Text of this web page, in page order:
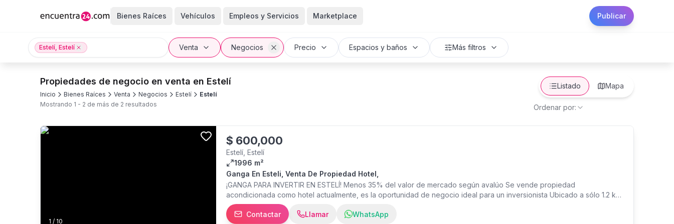
Bienes Raíces Vehículos Empleos y Servicios Marketplace Publicar
Estelí, Estelí Venta Negocios Precio Espacios y baños Más filtros
Propiedades de negocio en venta en Estelí
Inicio Bienes Raíces Venta Negocios Estelí
Estelí
Mostrando 1 - 2 de más de 2 resultados
Listado Mapa
Ordenar por:
1 / 10
$ 600,000
Estelí, Estelí
1996 m²
Ganga En Esteli, Venta De Propiedad Hotel,
¡GANGA PARA INVERTIR EN ESTELÍ! Menos 35% del valor de mercado según avalúo Se vende propiedad
acondicionada como hotel actualmente, es la oportunidad de negocio ideal para un inversionista Ubicado a sólo 1.2 km
del centro de la ciudad y a 300 mts. de la Carretera Panamericana Norte. Su tamaño y flexibilidad para adaptarse a una
visión de negocio, la propiedad es ideal para: hotel, centro médico, oficinas, centro de diversión, entre otros. Todo
Contactar Llamar WhatsApp